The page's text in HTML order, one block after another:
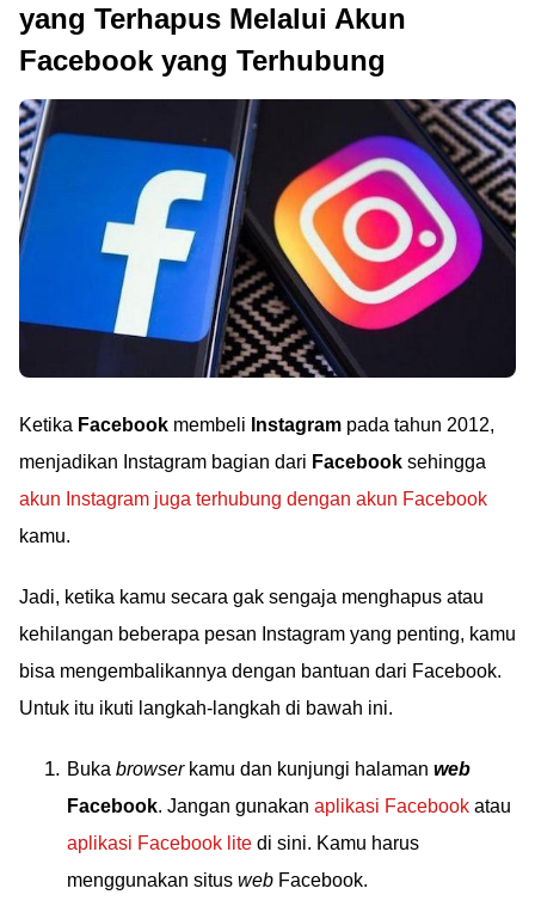
yang Terhapus Melalui Akun
Facebook yang Terhubung
Ketika Facebook membeli Instagram pada tahun 2012,
menjadikan Instagram bagian dari Facebook sehingga
akun Instagram juga terhubung dengan akun Facebook
kamu.
Jadi, ketika kamu secara gak sengaja menghapus atau
kehilangan beberapa pesan Instagram yang penting, kamu
bisa mengembalikannya dengan bantuan dari Facebook.
Untuk itu ikuti langkah-langkah di bawah ini.
Buka browserkamu dan kunjungi halaman web
Facebook. Jangan gunakan aplikasi Facebook atau
aplikasi Facebook lite di sini. Kamu harus
menggunakan situs web Facebook.